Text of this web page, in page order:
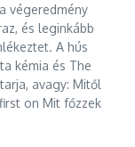
végeredmény
és leginkább
A hús
kémia és The
avagy: Mitől
on Mit főzzek